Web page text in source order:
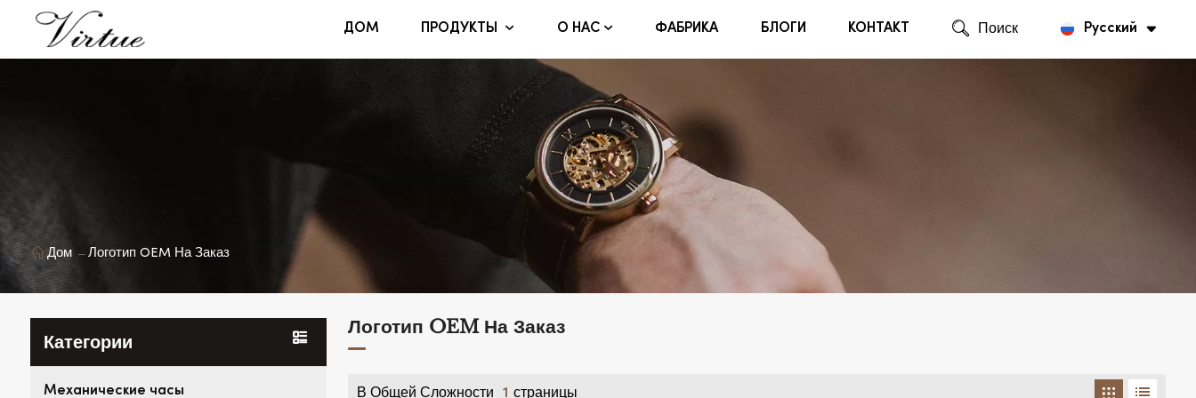
ДОМ ПРОДУКТЫ О НАС ФАБРИКА БЛОГИ КОНТАКТ Поиск Русский
Дом Логотип OEM На Заказ
Категории
Механические часы
Логотип OEM На Заказ
В Общей Сложности 1 Страницы